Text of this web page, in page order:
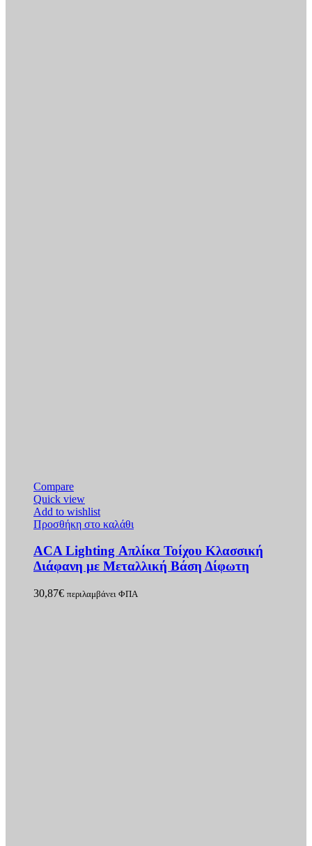
Compare
Quick view
Add to wishlist
Προσθήκη στο καλάθι
ACA Lighting Απλίκα Τοίχου Κλασσική
Διάφανη με Μεταλλική Βάση Δίφωτη
30,87€ περιλαμβάνει ΦΠΑ